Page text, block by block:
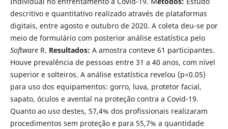
descritivo e quantitativo realizado através de plataformas
digitais, entre agosto e outubro de 2020. A coleta deu-se por
meio de formulário com posterior análise estatística pelo
Software R. Resultados: A amostra conteve 61 participantes.
Houve prevalência de pessoas entre 31 a 40 anos, com nível
superior e solteiros. A análise estatística revelou (p<0.05)
para uso dos equipamentos: gorro, luva, protetor facial,
sapato, óculos e avental na proteção contra a Covid-19.
Quanto ao uso destes, 57,4% dos profissionais realizaram
procedimentos sem proteção e para 55,7% a quantidade